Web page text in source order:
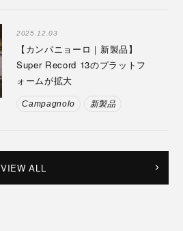
2025.12.03
【カンパニョーロ｜新製品】
Super Record 13のプラットフ
ォームが拡大
Campagnolo 新製品
VIEW ALL